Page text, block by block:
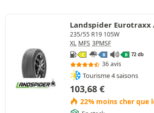
Landspider Eurotraxx
235/55 R19 105W
XL MFS 3PMSF
C B B 72 db
36 avis
Tourisme 4 saisons
103,68 €
22% moins cher que